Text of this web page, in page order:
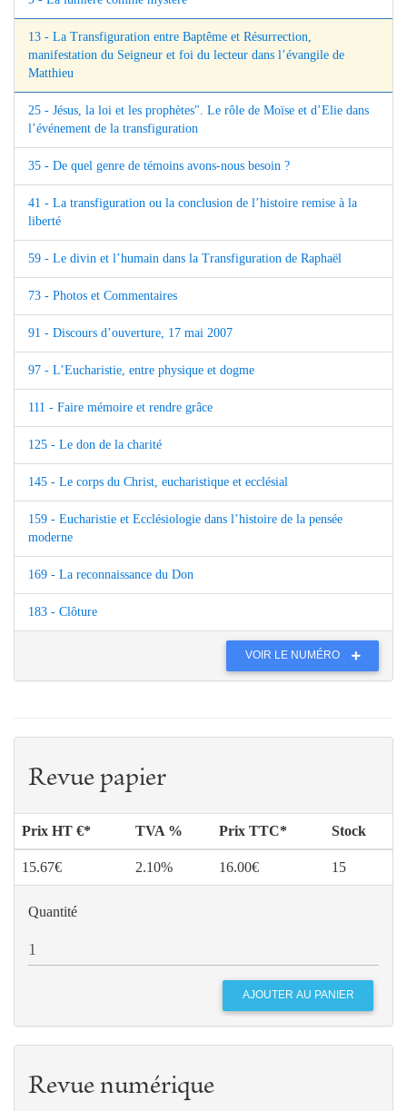
13 - La Transfiguration entre Baptême et Résurrection,
manifestation du Seigneur et foi du lecteur dans l’évangile de
Matthieu
25 - Jésus, la loi et les prophètes". Le rôle de Moïse et d’Elie dans
l’événement de la transfiguration
35 - De quel genre de témoins avons-nous besoin ?
41 - La transfiguration ou la conclusion de l’histoire remise à la
liberté
59 - Le divin et l’humain dans la Transfiguration de Raphaël
73 - Photos et Commentaires
91 - Discours d’ouverture, 17 mai 2007
97 - L’Eucharistie, entre physique et dogme
111 - Faire mémoire et rendre grâce
125 - Le don de la charité
145 - Le corps du Christ, eucharistique et ecclésial
159 - Eucharistie et Ecclésiologie dans l’histoire de la pensée
moderne
169 - La reconnaissance du Don
183 - Clôture
VOIR LE NUMÉRO
Revue papier
Prix HT €* TVA % Prix TTC* Stock
15.67€ 2.10% 16.00€ 15
Quantité
Revue numérique